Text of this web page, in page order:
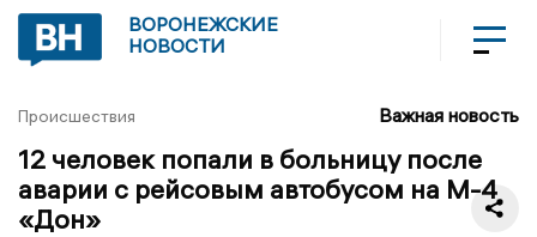
ВОРОНЕЖСКИЕ
НОВОСТИ
Происшествия Важная новость
12 человек попали в больницу после
аварии с рейсовым автобусом на М-4
«Дон»